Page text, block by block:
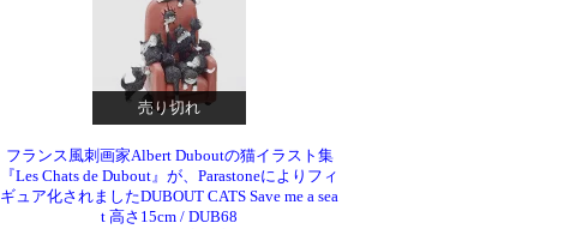
売り切れ
フランス風刺画家Albert Duboutの猫イラスト集
『Les Chats de Dubout』が、Parastoneによりフィ
ギュア化されましたDUBOUT CATS Save me a sea
t 高さ15cm / DUB68